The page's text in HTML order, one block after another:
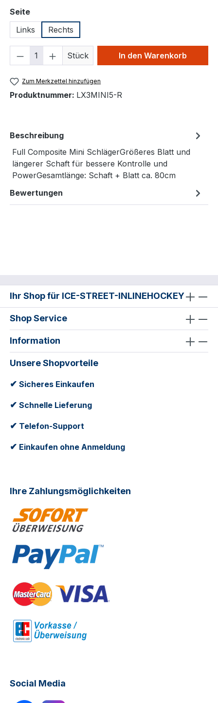
Seiteauswählen
Links
Rechts
Produkt Anzahl: Gib den
Stück In den Warenkorb
Zum Merkzettel hinzufügen
Produktnummer: LX3MINI5-R
Beschreibung
Full Composite Mini SchlägerGrößeres Blatt und
längerer Schaft für bessere Kontrolle und
PowerGesamtlänge: Schaft + Blatt ca. 80cm
Bewertungen
Ihr Shop für ICE-STREET-INLINEHOCKEY
Shop Service
Information
Unsere Shopvorteile
✔ Sicheres Einkaufen
✔ Schnelle Lieferung
✔ Telefon-Support
✔ Einkaufen ohne Anmeldung
Ihre Zahlungsmöglichkeiten
Social Media